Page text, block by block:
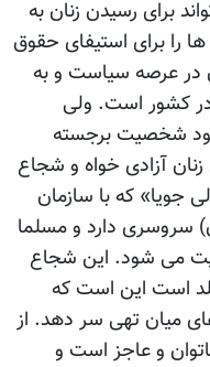
برای رسیدن زنان به
را برای استیفای حقوق
در عرصه سیاست و به
کشور است. ولی
شخصیت برجسته
آزادی خواه و شجاع
جویا» که با سازمان
سروسری دارد و مسلما
می شود. این شجاع
است این است که
میان تهی سر دهد. از
و عاجز است و